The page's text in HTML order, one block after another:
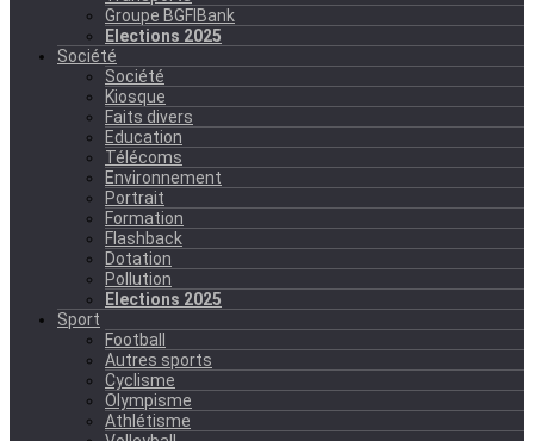
Groupe BGFIBank
Elections 2025
Société
Société
Kiosque
Faits divers
Education
Télécoms
Environnement
Portrait
Formation
Flashback
Dotation
Pollution
Elections 2025
Sport
Football
Autres sports
Cyclisme
Olympisme
Athlétisme